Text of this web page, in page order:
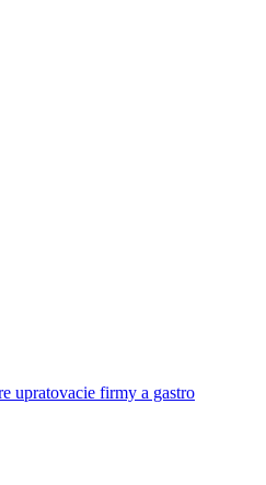
upratovacie firmy a gastro